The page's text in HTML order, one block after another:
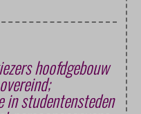
hoofdgebouw
in studentensteden